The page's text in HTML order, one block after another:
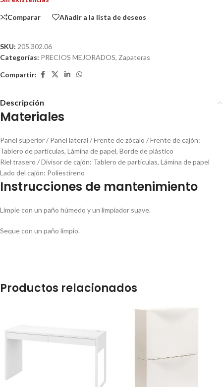
Comparar Añadir a la lista de deseos
SKU: 205.302.06
Categorías: PRECIOS MEJORADOS, Zapateras
Compartir:
Descripción
Materiales
Panel superior / Panel lateral / Frente de zócalo / Frente de cajón:
Tablero de partículas, Lámina de papel, Borde de plástico
Riel trasero / Divisor de cajón: Tablero de partículas, Lámina de papel
Lado del cajón: Poliestireno
Instrucciones de mantenimiento
Limpie con un paño húmedo y un limpiador suave.
Seque con un paño limpio.
Productos relacionados